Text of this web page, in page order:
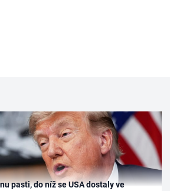
pasti, do níž se USA dostaly ve